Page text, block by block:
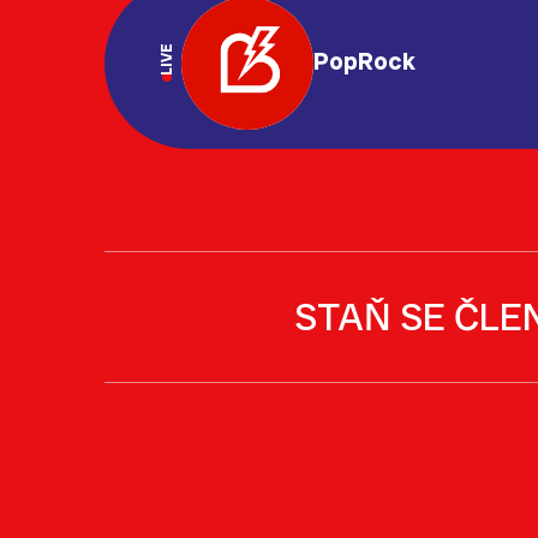
LIVE PopRock
STAŇ SE